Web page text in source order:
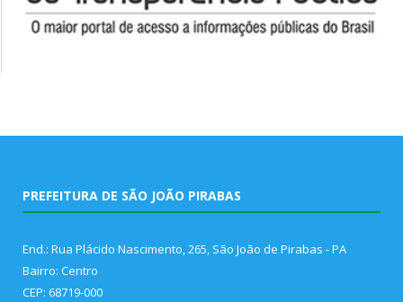
PREFEITURA DE SÃO JOÃO PIRABAS
End.: Rua Plácido Nascimento, 265, São João de Pirabas - PA
Bairro: Centro
CEP: 68719-000